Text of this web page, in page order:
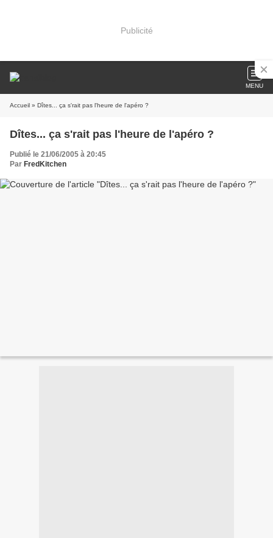
Publicité
MENU
Accueil » Dîtes... ça s'rait pas l'heure de l'apéro ?
Dîtes... ça s'rait pas l'heure de l'apéro ?
Publié le 21/06/2005 à 20:45
Par FredKitchen